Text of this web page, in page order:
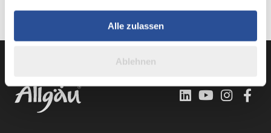
soziale Medien, Werbung und Analysen weiter. Unsere
Partner führen diese Informationen möglicherweise mit
weiteren Daten zusammen, die Sie ihnen bereitgestellt
Alle zulassen
Ablehnen
LinkedInYouTube